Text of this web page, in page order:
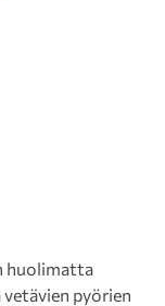
huolimatta
pyörien